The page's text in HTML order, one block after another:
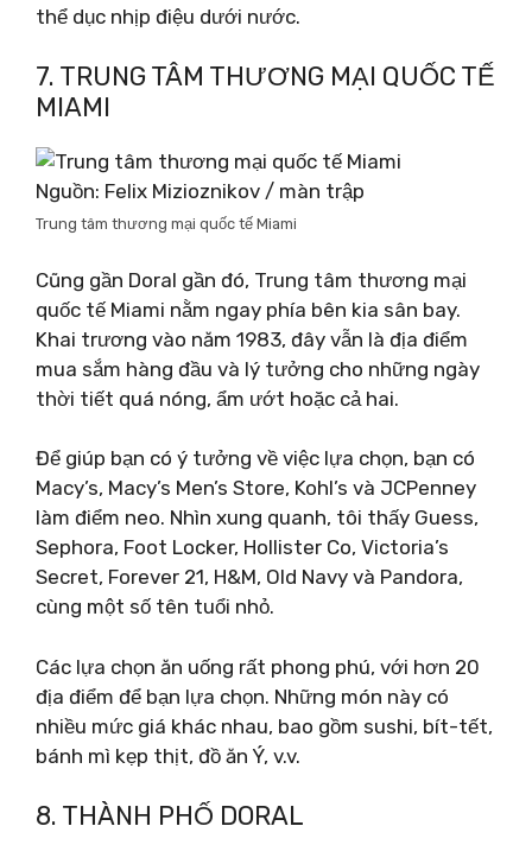
thể dục nhịp điệu dưới nước.
7. TRUNG TÂM THƯƠNG MẠI QUỐC TẾ
MIAMI
Nguồn: Felix Mizioznikov / màn trập
Trung tâm thương mại quốc tế Miami
Cũng gần Doral gần đó, Trung tâm thương mại
quốc tế Miami nằm ngay phía bên kia sân bay.
Khai trương vào năm 1983, đây vẫn là địa điểm
mua sắm hàng đầu và lý tưởng cho những ngày
thời tiết quá nóng, ẩm ướt hoặc cả hai.
Để giúp bạn có ý tưởng về việc lựa chọn, bạn có
Macy’s, Macy’s Men’s Store, Kohl’s và JCPenney
làm điểm neo. Nhìn xung quanh, tôi thấy Guess,
Sephora, Foot Locker, Hollister Co, Victoria’s
Secret, Forever 21, H&M, Old Navy và Pandora,
cùng một số tên tuổi nhỏ.
Các lựa chọn ăn uống rất phong phú, với hơn 20
địa điểm để bạn lựa chọn. Những món này có
nhiều mức giá khác nhau, bao gồm sushi, bít-tết,
bánh mì kẹp thịt, đồ ăn Ý, v.v.
8. THÀNH PHỐ DORAL